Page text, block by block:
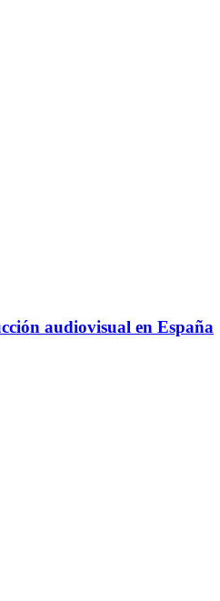
audiovisual en España